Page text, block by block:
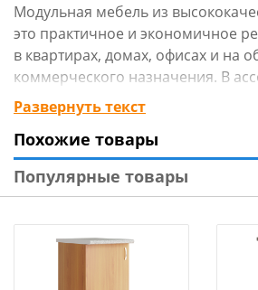
Модульная мебель из
это практичное и экономичное
в квартирах, домах, офисах и на
коммерческого назначения. В
представлены напольные и
позволяющие собрать гарнитур
- Изделия оснащены цоколем,
корпус от контакта с полом и
Развернуть текст
Похожие товары
Популярные товары